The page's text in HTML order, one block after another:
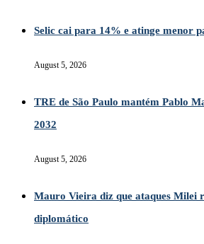
Selic cai para 14% e atinge menor
August 5, 2026
TRE de São Paulo mantém Pablo
2032
August 5, 2026
Mauro Vieira diz que ataques Milei
diplomático